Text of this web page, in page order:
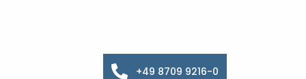
+49 8709 9216-0